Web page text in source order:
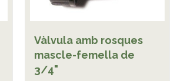
Vàlvula amb rosques
mascle-femella de
3/4"